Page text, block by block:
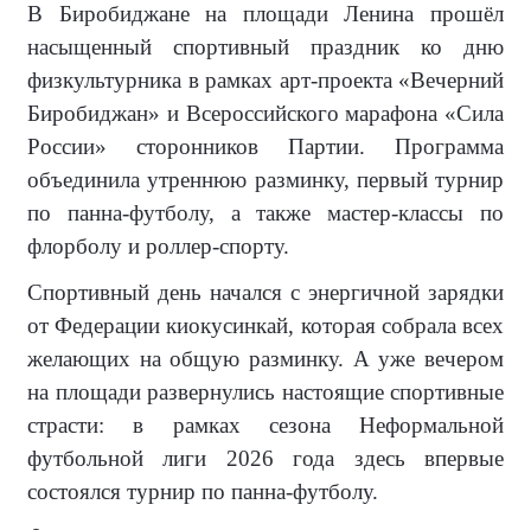
В Биробиджане на площади Ленина прошёл
насыщенный спортивный праздник ко дню
физкультурника в рамках арт-проекта «Вечерний
Биробиджан» и Всероссийского марафона «Сила
России» сторонников Партии. Программа
объединила утреннюю разминку, первый турнир
по панна-футболу, а также мастер-классы по
флорболу и роллер-спорту.
Спортивный день начался с энергичной зарядки
от Федерации киокусинкай, которая собрала всех
желающих на общую разминку. А уже вечером
на площади развернулись настоящие спортивные
страсти: в рамках сезона Неформальной
футбольной лиги 2026 года здесь впервые
состоялся турнир по панна-футболу.